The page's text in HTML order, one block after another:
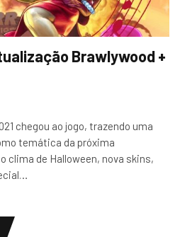
Brawlywood +
chegou ao jogo, trazendo uma
temática da próxima
clima de Halloween, nova skins,